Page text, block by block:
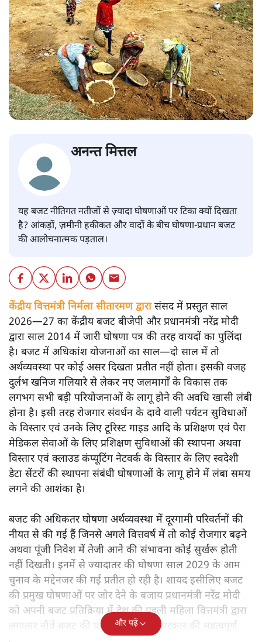
अनन्त मित्तल
यह बजट नीतिगत नतीजों से ज़्यादा घोषणाओं पर टिका क्यों दिखता
है? आंकड़ों, ज़मीनी हकीकत और वादों के बीच घोषणा-प्रधान बजट
की आलोचनात्मक पड़ताल।
केंद्रीय वित्तमंत्री निर्मला सीतारमण द्वारासंसद में प्रस्तुत साल
2026—27 का केंद्रीय बजट बीजेपी और प्रधानमंत्री नरेंद्र मोदी
द्वारा साल 2014 में जारी घोषणा पत्र की तरह वायदों का पुलिंदा
है। बजट में अधिकांश योजनाओं का साल—दो साल में तो
अर्थव्यवस्था पर कोई असर दिखता प्रतीत नहीं होता। इसकी वजह
दुर्लभ खनिज गलियारे से लेकर नए जलमार्गों के विकास तक
लगभग सभी बड़ी परियोजनाओं के लागू होने की अवधि खासी लंबी
होना है। इसी तरह रोजगार संवर्धन के दावे वाली पर्यटन सुविधाओं
के विस्तार एवं उनके लिए टूरिस्ट गाइड आदि के प्रशिक्षण एवं पैरा
मेडिकल सेवाओं के लिए प्रशिक्षण सुविधाओं की स्थापना अथवा
विस्तार एवं क्लाउड कंप्यूटिंग नेटवर्क के विस्तार के लिए स्वदेशी
डेटा सेंटरों की स्थापना संबंधी घोषणाओं के लागू होने में लंबा समय
लगने की आशंका है।
बजट की अधिकतर घोषणा अर्थव्यवस्था में दूरगामी परिवर्तनों की
नीयत से की गई हैं जिनसे अगले वित्तवर्ष में तो कोई रोजगार बढ़ने
अथवा पूंजी निवेश में तेजी आने की संभावना कोई सुर्खरू होती
नहीं दिखती। इनमें से ज्यादातर की घोषणा साल 2029 के आम
चुनाव के मद्देनजर की गई प्रतीत हो रही है। शायद इसीलिए बजट
की प्रमुख घोषणाओं पर जोर देने के बजाय प्रधानमंत्री नरेंद्र मोदी
को अपनी बजट प्रतिक्रिया में देश की पहली महिला वित्तमंत्री द्वारा
लगातार नौवें बजट की प्रस्तुति को अपनी सरकार की महत्वपूर्ण
और पढ़ें